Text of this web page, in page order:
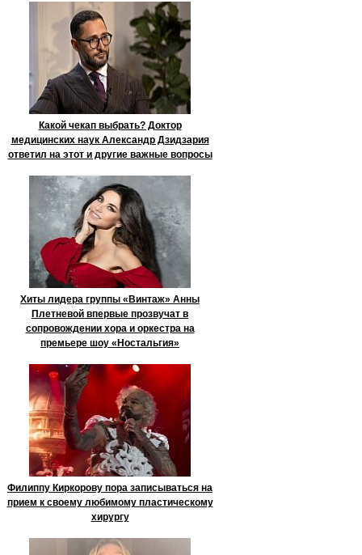
Какой чекап выбрать? Доктор
медицинских наук Александр Дзидзария
ответил на этот и другие важные вопросы
Хиты лидера группы «Винтаж» Анны
Плетневой впервые прозвучат в
сопровождении хора и оркестра на
премьере шоу «Ностальгия»
Филиппу Киркорову пора записываться на
прием к своему любимому пластическому
хирургу